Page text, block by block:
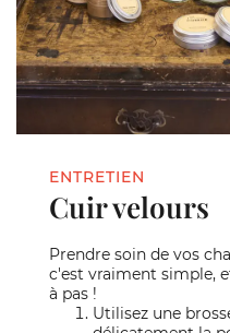
ENTRETIEN
Cuir velours
Prendre soin de vos
c'est vraiment simple,
à pas !
Utilisez une